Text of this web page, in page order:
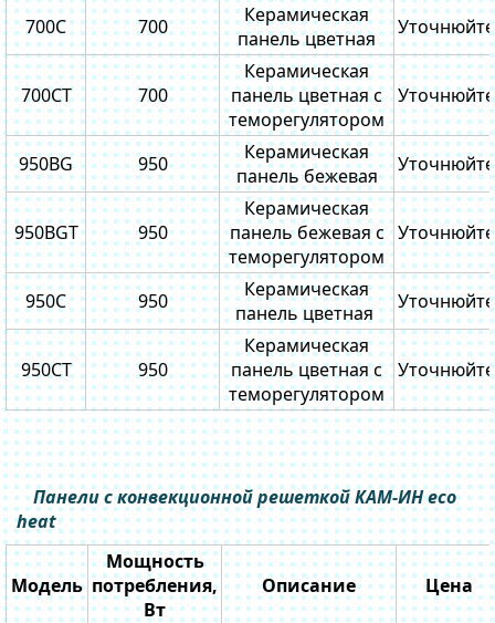
700C 700
Керамическая
панель цветная
Уточнюйте
700CT 700
Керамическая
панель цветная с
теморегулятором
Уточнюйте
950BG 950
Керамическая
панель бежевая
Уточнюйте
950BGT 950
Керамическая
панель бежевая с
теморегулятором
Уточнюйте
950C 950
Керамическая
панель цветная
Уточнюйте
950CT 950
Керамическая
панель цветная с
теморегулятором
Уточнюйте
Панели с конвекционной решеткой КАМ-ИН eco
heat
Модель
Мощность
потребления,
Вт
Описание Цена